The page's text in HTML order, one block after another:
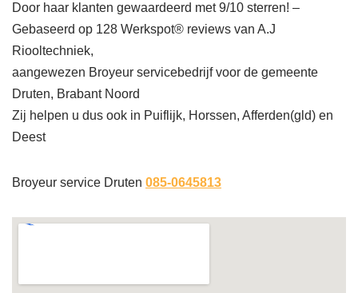
Door haar klanten gewaardeerd met 9/10 sterren! –
Gebaseerd op 128 Werkspot® reviews van A.J
Riooltechniek,
aangewezen Broyeur servicebedrijf voor de gemeente
Druten, Brabant Noord
Zij helpen u dus ook in Puiflijk, Horssen, Afferden(gld) en
Deest
Broyeur service Druten 085-0645813